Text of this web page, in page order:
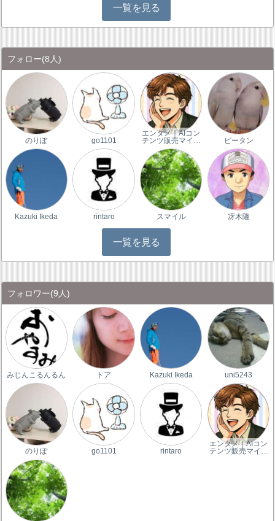
一覧を見る
フォロー(8人)
のりぽ go1101
エンタメ｜AIコン
テンツ販売マイ…
ピータン
Kazuki Ikeda rintaro スマイル 冴木隆
一覧を見る
フォロワー(9人)
みじんこるんるん トア Kazuki Ikeda uni5243
のりぽ go1101 rintaro
エンタメ｜AIコン
テンツ販売マイ…